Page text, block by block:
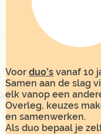
Voor duo’s vanaf 10
Samen aan de slag
elk vanop een
Overleg, keuzes
en samenwerken.
Als duo bepaal je